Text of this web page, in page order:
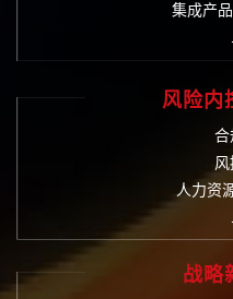
集成产品
风险内
合
人力资
战略